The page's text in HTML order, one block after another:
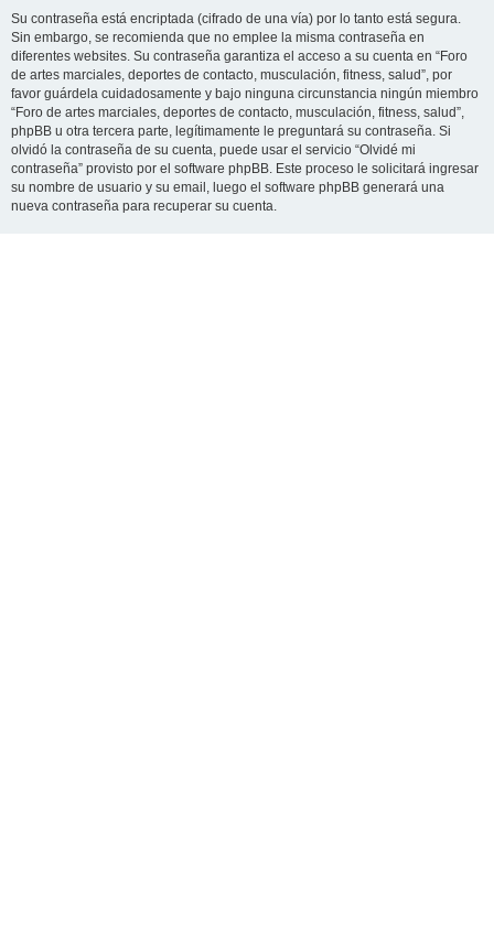
Su contraseña está encriptada (cifrado de una vía) por lo tanto está segura.
Sin embargo, se recomienda que no emplee la misma contraseña en
diferentes websites. Su contraseña garantiza el acceso a su cuenta en “Foro
de artes marciales, deportes de contacto, musculación, fitness, salud”, por
favor guárdela cuidadosamente y bajo ninguna circunstancia ningún miembro
“Foro de artes marciales, deportes de contacto, musculación, fitness, salud”,
phpBB u otra tercera parte, legítimamente le preguntará su contraseña. Si
olvidó la contraseña de su cuenta, puede usar el servicio “Olvidé mi
contraseña” provisto por el software phpBB. Este proceso le solicitará ingresar
su nombre de usuario y su email, luego el software phpBB generará una
nueva contraseña para recuperar su cuenta.